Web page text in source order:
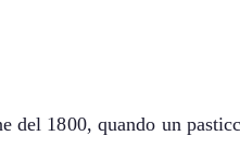
1800, quando un